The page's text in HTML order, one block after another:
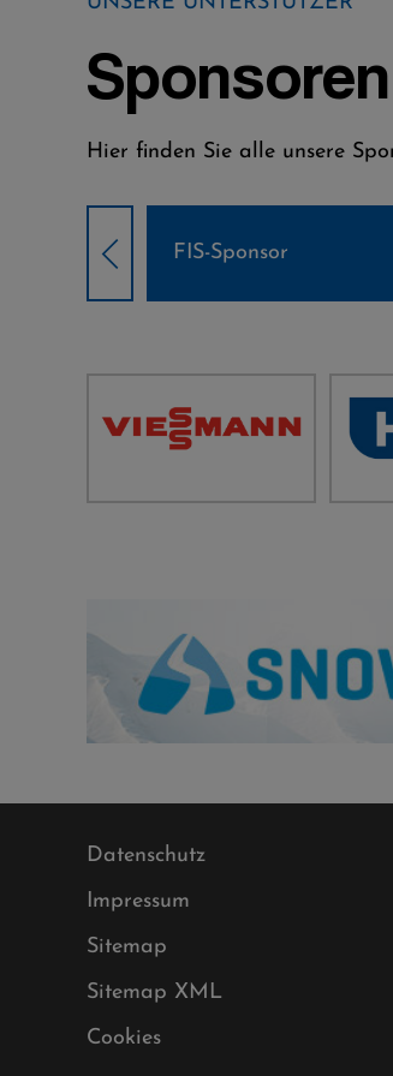
Sponsoren
Hier finden Sie alle unsere
Weltcup-Sponsoren
Damen
Datenschutz
Impressum
Sitemap
Sitemap XML
Cookies